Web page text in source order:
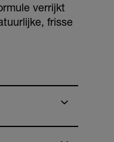
verrijkt
frisse